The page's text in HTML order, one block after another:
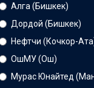
Алга (Бишкек)
Дордой (Бишкек)
Нефтчи (Кочкор-
ОшМУ (Ош)
Мурас Юнайтед